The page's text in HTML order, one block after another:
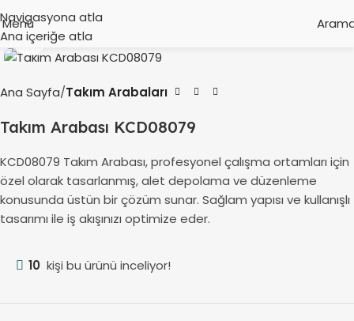
Navigasyona atla
Ana içeriğe atla
Menü
Büyütmek için tıklayın
Ana Sayfa Takım Arabaları
Takım Arabası KCD08079
KCD08079 Takım Arabası, profesyonel çalışma ortamları için
özel olarak tasarlanmış, alet depolama ve düzenleme
konusunda üstün bir çözüm sunar. Sağlam yapısı ve kullanışlı
tasarımı ile iş akışınızı optimize eder.
10 kişi bu ürünü inceliyor!